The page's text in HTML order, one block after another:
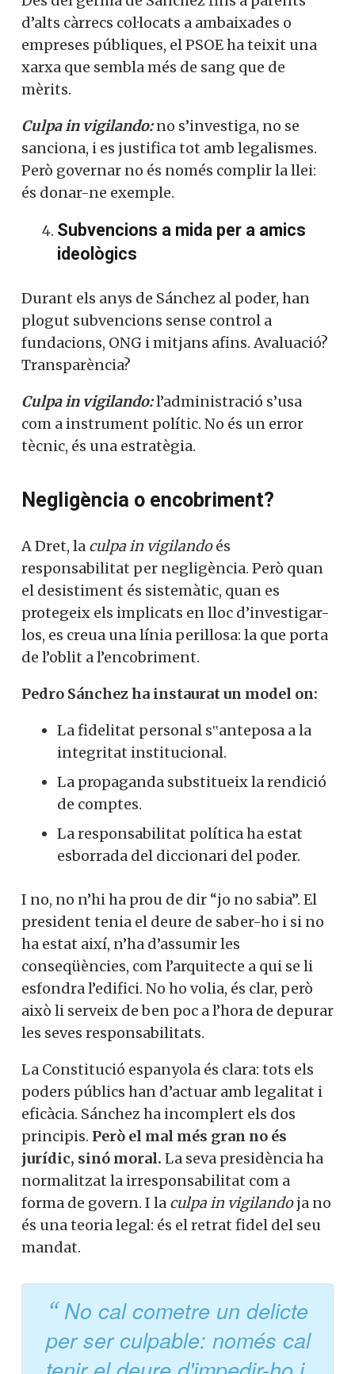
d’alts càrrecs col·locats a ambaixades o
empreses públiques, el PSOE ha teixit una
xarxa que sembla més de sang que de
mèrits.
Culpa in vigilando: no s’investiga, no se
sanciona, i es justifica tot amb legalismes.
Però governar no és només complir la llei:
és donar-ne exemple.
Subvencions a mida per a amics
ideològics
Durant els anys de Sánchez al poder, han
plogut subvencions sense control a
fundacions, ONG i mitjans afins. Avaluació?
Transparència?
Culpa in vigilando:l’administració s’usa
com a instrument polític. No és un error
tècnic, és una estratègia.
Negligència o encobriment?
A Dret, la culpa in vigilandoés
responsabilitat per negligència. Però quan
el desistiment és sistemàtic, quan es
protegeix els implicats en lloc d’investigar-
los, es creua una línia perillosa: la que porta
de l’oblit a l’encobriment.
Pedro Sánchez ha instaurat un model on:
La fidelitat personal s‟anteposa a la
integritat institucional.
La propaganda substitueix la rendició
de comptes.
La responsabilitat política ha estat
esborrada del diccionari del poder.
I no, no n’hi ha prou de dir “jo no sabia”. El
president tenia el deure de saber-ho i si no
ha estat així, n’ha d’assumir les
conseqüències, com l’arquitecte a qui se li
esfondra l’edifici. No ho volia, és clar, però
això li serveix de ben poc a l’hora de depurar
les seves responsabilitats.
La Constitució espanyola és clara: tots els
poders públics han d’actuar amb legalitat i
eficàcia. Sánchez ha incomplert els dos
principis. Però el mal més gran no és
jurídic, sinó moral. La seva presidència ha
normalitzat la irresponsabilitat com a
forma de govern. I la culpa in vigilando ja no
és una teoria legal: és el retrat fidel del seu
mandat.
No cal cometre un delicte
per ser culpable: només cal